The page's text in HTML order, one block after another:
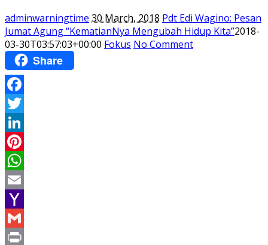
adminwarningtime 30 March, 2018 Pdt Edi Wagino: Pesan
Jumat Agung “KematianNya Mengubah Hidup Kita”2018-
03-30T03:57:03+00:00 Fokus No Comment
Share
Facebook
Twitter
LinkedIn
Pinterest
WhatsApp
Email
Yahoo
Mail
Gmail